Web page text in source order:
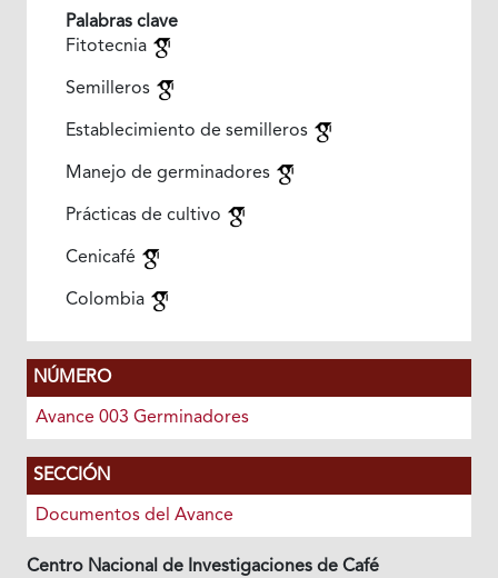
Palabras clave
Fitotecnia
Semilleros
Establecimiento de semilleros
Manejo de germinadores
Prácticas de cultivo
Cenicafé
Colombia
NÚMERO
Avance 003 Germinadores
SECCIÓN
Documentos del Avance
Centro Nacional de Investigaciones de Café